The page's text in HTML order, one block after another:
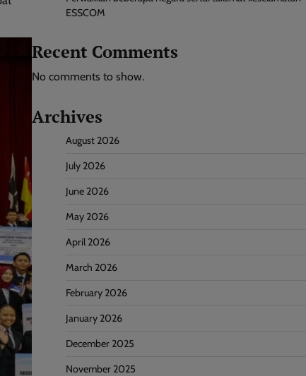
ESSCOM
Recent Comments
No comments to show.
Archives
August 2026
July 2026
June 2026
May 2026
April 2026
March 2026
February 2026
January 2026
December 2025
November 2025